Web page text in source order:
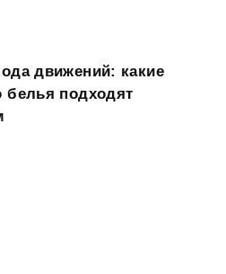
движений: какие
белья подходят